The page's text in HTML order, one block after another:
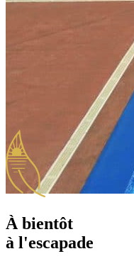
À bientôt
à l'escapade